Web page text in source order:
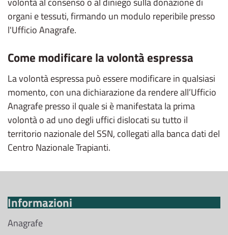
organi e tessuti, firmando un modulo reperibile presso
l'Ufficio Anagrafe.
Come modificare la volontà espressa
La volontà espressa può essere modificare in qualsiasi
momento, con una dichiarazione da rendere all’Ufficio
Anagrafe presso il quale si è manifestata la prima
volontà o ad uno degli uffici dislocati su tutto il
territorio nazionale del SSN, collegati alla banca dati del
Centro Nazionale Trapianti.
Informazioni
Anagrafe